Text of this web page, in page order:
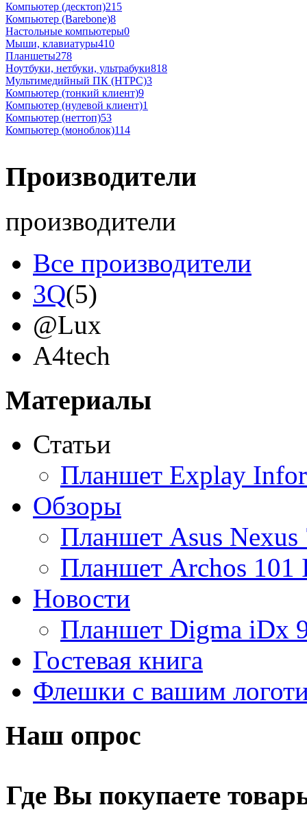
Компьютер (десктоп)215
Компьютер (Barebone)8
Настольные компьютеры0
Мыши, клавиатуры410
Планшеты278
Ноутбуки, нетбуки, ультрабуки818
Мультимедийный ПК (HTPC)3
Компьютер (тонкий клиент)9
Компьютер (нулевой клиент)1
Компьютер (неттоп)53
Компьютер (моноблок)114
Производители
производители
Все производители
3Q(5)
@Lux
A4tech
Acme
Ainol
Altinet
Amazon
Amber(4)
Ampe
Apache
Apple(9)
Apriori(3)
Archos
Armaggeddon
Assistant
Asus(9)
Материалы
Статьи
Планшет Explay
Обзоры
Планшет Asus Nexus
Планшет Archos 101
Новости
Планшет Digma iDx
Гостевая книга
Флешки с вашим
Наш опрос
Где Вы покупаете